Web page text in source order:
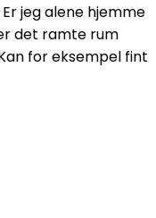
jeg alene hjemme
det ramte rum
for eksempel fint